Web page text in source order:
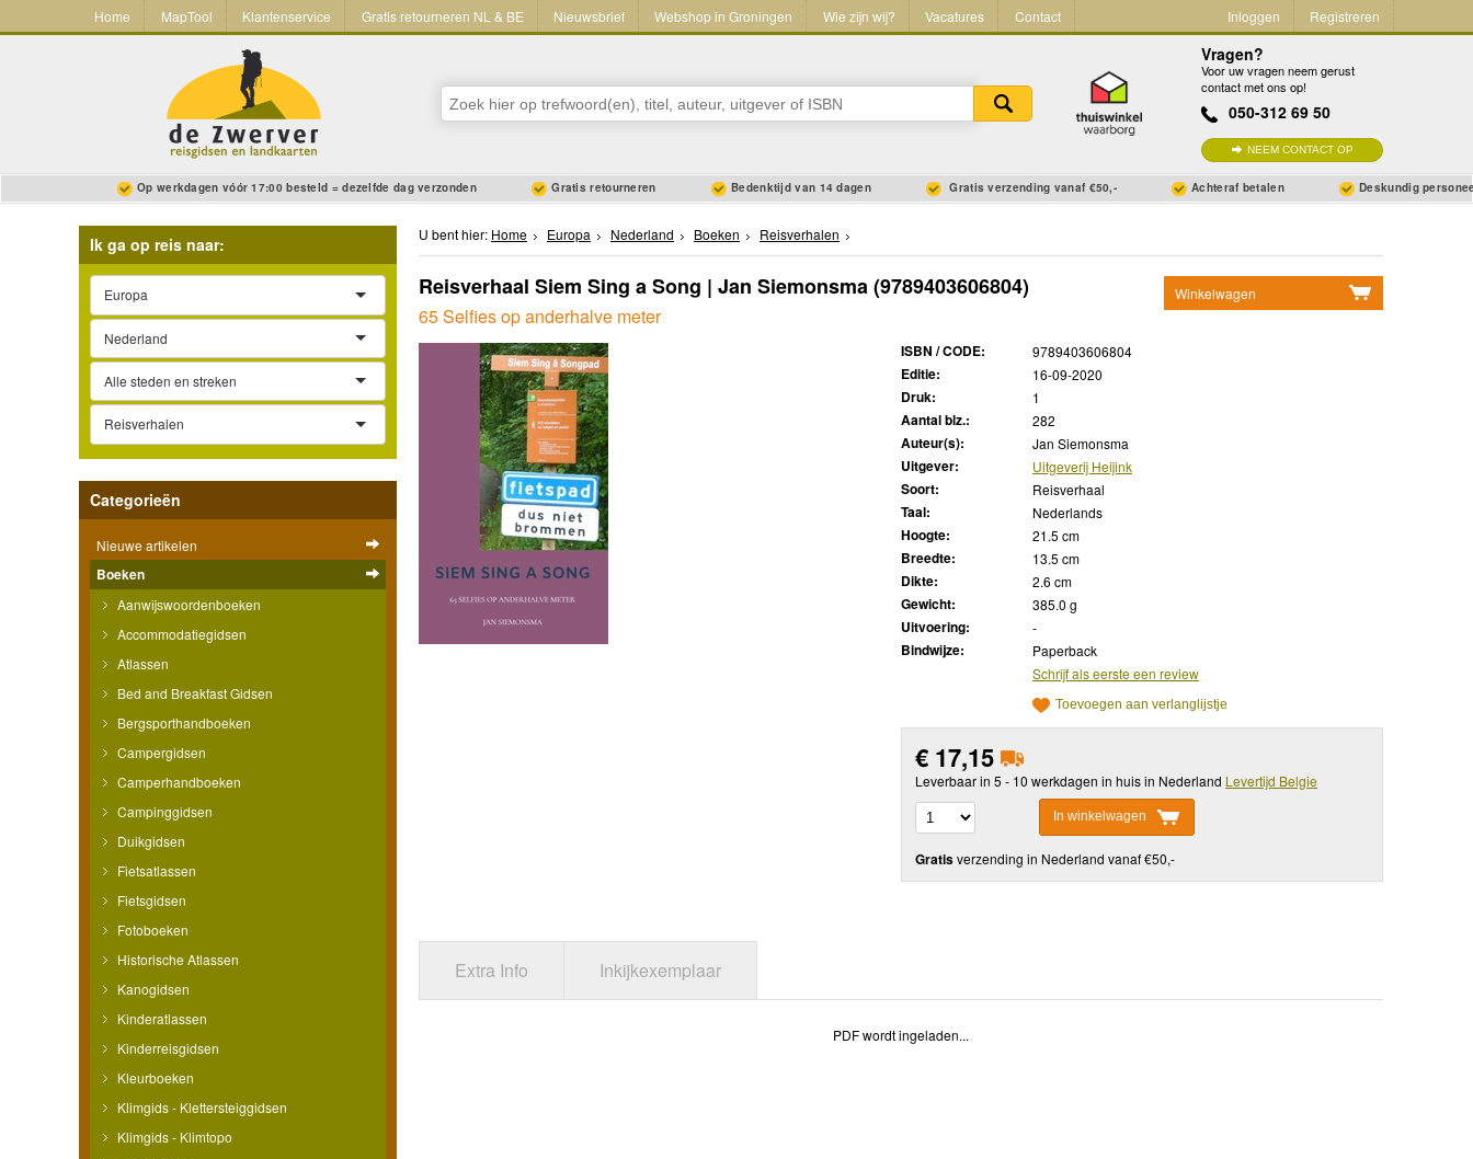
Home MapTool Klantenservice Gratis retourneren NL & BE Nieuwsbrief Webshop in Groningen Wie zijn wij? Vacatures Contact Inloggen Registreren
Vragen?
Voor uw vragen neem gerust
contact met ons op!
050-312 69 50
NEEM CONTACT OP
Op werkdagen vóór 17:00 besteld = dezelfde dag verzonden Gratis retourneren Bedenktijd van 14 dagen Gratis verzending vanaf €50,- Achteraf betalen Deskundig
Ik ga op reis naar:
Europa
Nederland
Alle steden en streken
Reisverhalen
Categorieën
Nieuwe artikelen
Boeken
Aanwijswoordenboeken
Accommodatiegidsen
Atlassen
Bed and Breakfast Gidsen
Bergsporthandboeken
Campergidsen
Camperhandboeken
Campinggidsen
Duikgidsen
Fietsatlassen
Fietsgidsen
Fotoboeken
Historische Atlassen
Kanogidsen
Kinderatlassen
Kinderreisgidsen
Kleurboeken
Klimgids - Klettersteiggidsen
Klimgids - Klimtopo
U bent hier: Home Europa Nederland Boeken Reisverhalen
Winkelwagen
Reisverhaal Siem Sing a Song | Jan Siemonsma(9789403606804)
65 Selfies op anderhalve meter
ISBN / CODE: 9789403606804
Editie: 16-09-2020
Druk: 1
Aantal blz.: 282
Auteur(s): Jan Siemonsma
Uitgever: Uitgeverij Heijink
Soort: Reisverhaal
Taal: Nederlands
Hoogte: 21.5 cm
Breedte: 13.5 cm
Dikte: 2.6 cm
Gewicht: 385.0 g
Uitvoering: -
Bindwijze:
Paperback
Schrijf als eerste een review
Toevoegen aan verlanglijstje
€ 17,15
Leverbaar in 5 - 10 werkdagen in huis in Nederland Levertijd Belgie
In winkelwagen
Gratisverzending in Nederland vanaf €50,-
Extra Info Inkijkexemplaar
PDF wordt ingeladen...